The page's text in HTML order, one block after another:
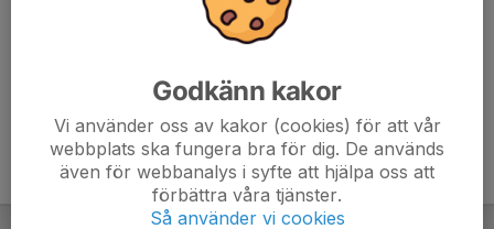
Godkänn kakor
Vi använder oss av kakor (cookies) för att vår
webbplats ska fungera bra för dig. De används
även för webbanalys i syfte att hjälpa oss att
förbättra våra tjänster.
Så använder vi cookies